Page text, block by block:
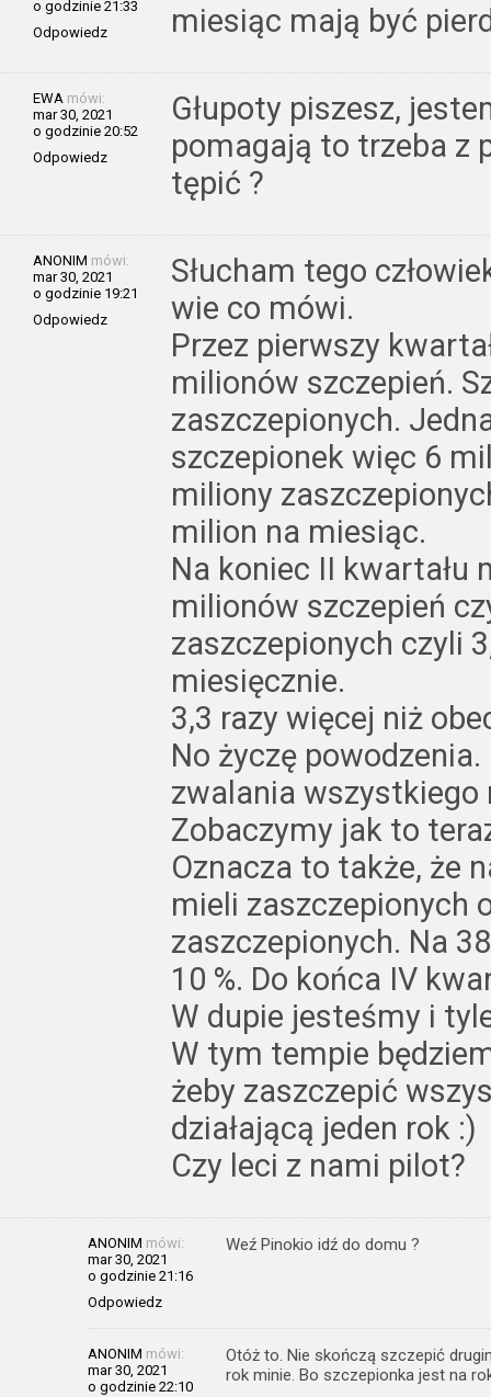
o godzinie 21:33
Odpowiedz
miesiąc mają być
EWA mówi:
mar 30, 2021
o godzinie 20:52
Odpowiedz
Głupoty piszesz,
pomagają to trzeba z
tępić ?
ANONIM mówi:
mar 30, 2021
o godzinie 19:21
Odpowiedz
Słucham tego
wie co mówi.
Przez pierwszy
milionów szczepień.
zaszczepionych.
szczepionek więc 6
miliony
milion na miesiąc.
Na koniec II kwartału
milionów szczepień
zaszczepionych czyli
miesięcznie.
3,3 razy więcej niż
No życzę
zwalania wszystkiego
Zobaczymy jak to
Oznacza to także, że
mieli zaszczepionych
zaszczepionych. Na
10 %. Do końca IV
W dupie jesteśmy i
W tym tempie
żeby zaszczepić
działającą jeden rok :)
Czy leci z nami pilot?
ANONIM mówi:
mar 30, 2021
o godzinie 21:16
Odpowiedz
Weź Pinokio idź do domu ?
ANONIM mówi:
mar 30, 2021
o godzinie 22:10
Otóż to. Nie skończą szczepić
rok minie. Bo szczepionka jest na